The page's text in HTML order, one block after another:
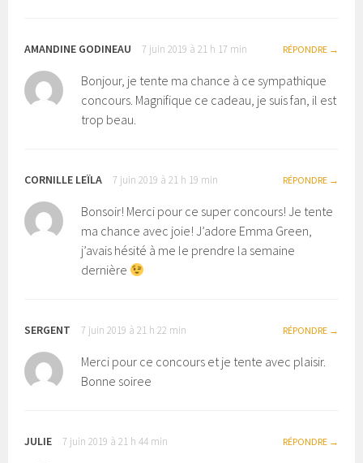
AMANDINE GODINEAU 7 juin 2019 à 21 h 17 min RÉPONDRE
Bonjour, je tente ma chance à ce sympathique
concours. Magnifique ce cadeau, je suis fan, il est
trop beau.
CORNILLE LEÏLA 7 juin 2019 à 21 h 19 min RÉPONDRE
Bonsoir! Merci pour ce super concours! Je tente
ma chance avec joie! J’adore Emma Green,
j’avais hésité à me le prendre la semaine
dernière
SERGENT 7 juin 2019 à 21 h 22 min RÉPONDRE
Merci pour ce concours et je tente avec plaisir.
Bonne soiree
JULIE 7 juin 2019 à 21 h 44 min RÉPONDRE